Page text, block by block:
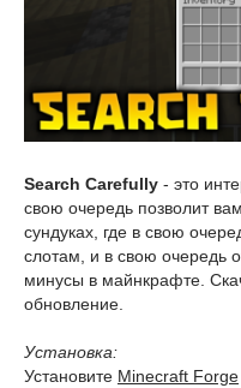
Search Carefully - это
свою очередь позволит
сундуках, где в свою
слотам, и в свою очередь
минусы в майнкрафте.
обновление.
Установка:
Установите Minecraft Forge